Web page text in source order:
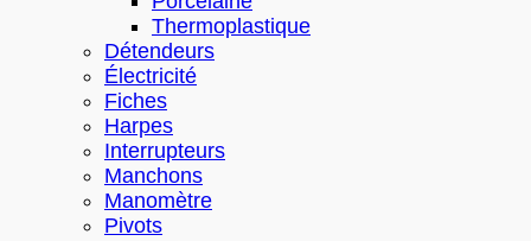
Thermoplastique
Détendeurs
Électricité
Fiches
Harpes
Interrupteurs
Manchons
Manomètre
Pivots